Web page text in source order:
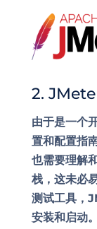
2.
由于是一个
置和配置指
也需要理解
栈，这未必
测试工具，
安装和启动